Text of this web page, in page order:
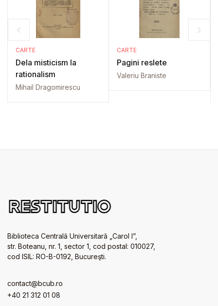
CARTE
Dela misticism la
rationalism
Mihail Dragomirescu
CARTE
Pagini reslete
Valeriu Braniste
Biblioteca Centrală Universitară „Carol I”,
str. Boteanu, nr. 1, sector 1, cod postal: 010027,
cod ISIL: RO-B-0192, Bucureşti.
contact@bcub.ro
+40 21 312 01 08